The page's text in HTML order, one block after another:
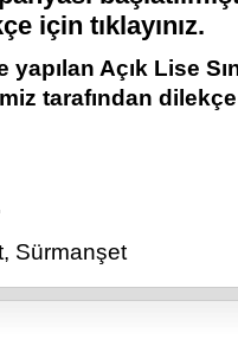
için tıklayınız.
Açık Lise
tarafından
, Sürmanşet